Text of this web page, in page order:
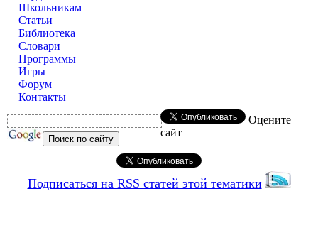
Школьникам
Статьи
Библиотека
Словари
Программы
Игры
Форум
Контакты
Оцените
сайт
Подписаться на RSS статей этой тематики